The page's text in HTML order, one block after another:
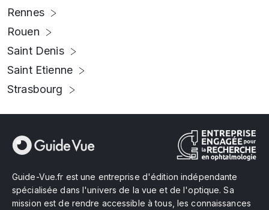
Rennes
Rouen
Saint Denis
Saint Etienne
Strasbourg
Guide-Vue.fr est une entreprise d'édition indépendante
spécialisée dans l'univers de la vue et de l'optique. Sa
mission est de rendre accessible à tous, les connaissances